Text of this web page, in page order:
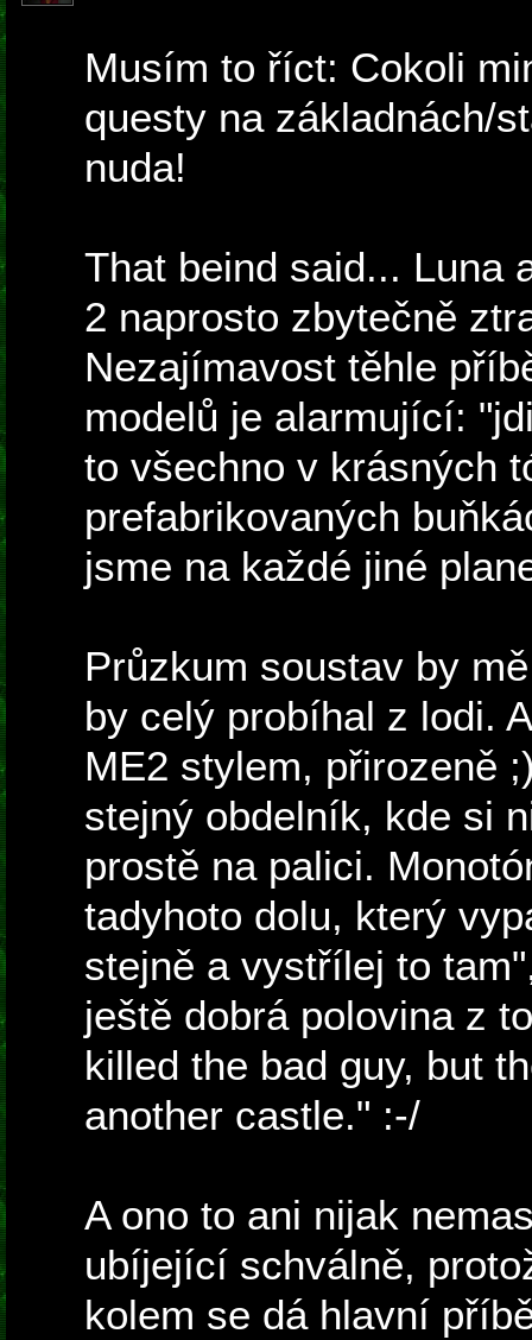
Musím to říct: Cokoli
questy na základnách/
nuda!
That beind said... Luna
2 naprosto zbytečně
Nezajímavost těhle
modelů je alarmující:
to všechno v krásných
prefabrikovaných
jsme na každé jiné
Průzkum soustav by
by celý probíhal z lodi.
ME2 stylem, přirozeně
stejný obdelník, kde si
prostě na palici.
tadyhoto dolu, který
stejně a vystřílej to
ještě dobrá polovina z
killed the bad guy, but
another castle." :-/
A ono to ani nijak
ubíjející schválně,
kolem se dá hlavní